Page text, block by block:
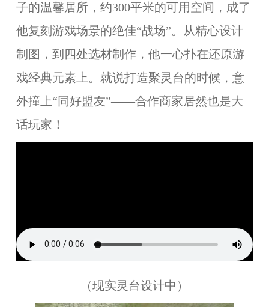
子的温馨居所，约300平米的可用空间，成了
他复刻游戏场景的绝佳“战场”。从精心设计
制图，到四处选材制作，他一心扑在还原游
戏经典元素上。就说打造聚灵台的时候，意
外撞上“同好盟友”——合作商家居然也是大
话玩家！
（现实灵台设计中 ）